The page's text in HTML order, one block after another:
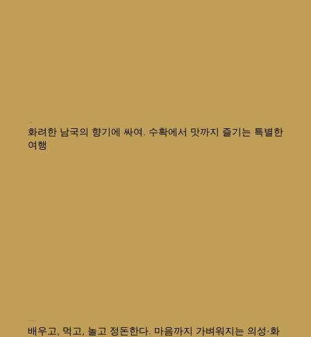
화려한 남국의 향기에 싸여. 수확에서 맛까지 즐기는 특별한
여행
배우고, 먹고, 놀고 정돈한다. 마음까지 가벼워지는 의성·화